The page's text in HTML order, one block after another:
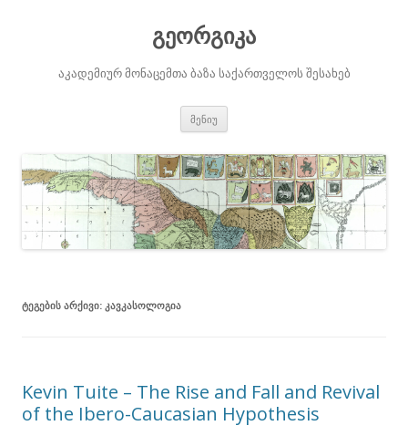
გეორგიკა
აკადემიურ მონაცემთა ბაზა საქართველოს შესახებ
მენიუ
ᲢᲔᲒᲔᲑᲘᲡ ᲐᲠᲥᲘᲕᲘ: ᲙᲐᲕᲙᲐᲡᲝᲚᲝᲒᲘᲐ
Kevin Tuite – The Rise and Fall and Revival
of the Ibero-Caucasian Hypothesis